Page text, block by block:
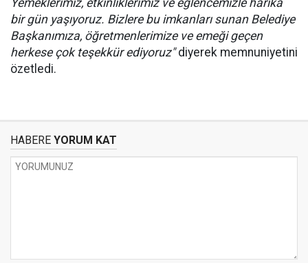
Yemeklerimiz, etkinliklerimiz ve eğlencemizle harika
bir gün yaşıyoruz. Bizlere bu imkanları sunan Belediye
Başkanımıza, öğretmenlerimize ve emeği geçen
herkese çok teşekkür ediyoruz"diyerek memnuniyetini
özetledi.
HABERE YORUM KAT